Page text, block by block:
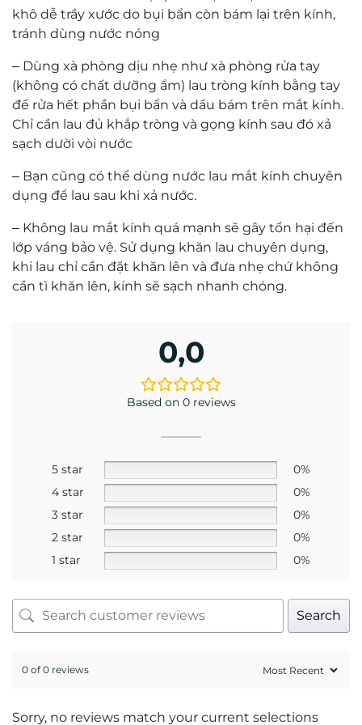
Mr. Hứa Hoàng Khải
Kỹ thuật viên khúc xạ Hứa Hoàng Khải có trên
20 năm kinh nghiệm về đo khúc xạ và mài lắp
GIẤY CHỨNG NHẬN MẮT KÍNH
CHÍNH HÃNG
Sản phẩm liên quan